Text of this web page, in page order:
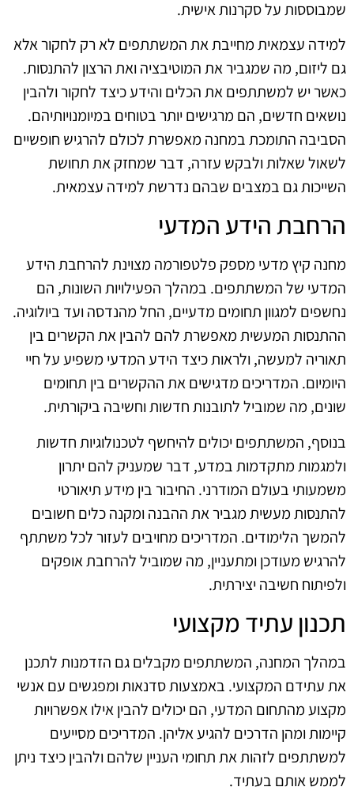
שמבוססות על סקרנות אישית.
למידה עצמאית מחייבת את המשתתפים לא רק לחקור אלא
גם ליזום, מה שמגביר את המוטיבציה ואת הרצון להתנסות.
כאשר יש למשתתפים את הכלים והידע כיצד לחקור ולהבין
נושאים חדשים, הם מרגישים יותר בטוחים במיומנויותיהם.
הסביבה התומכת במחנה מאפשרת לכולם להרגיש חופשיים
לשאול שאלות ולבקש עזרה, דבר שמחזק את תחושת
השייכות גם במצבים שבהם נדרשת למידה עצמאית.
הרחבת הידע המדעי
מחנה קיץ מדעי מספק פלטפורמה מצוינת להרחבת הידע
המדעי של המשתתפים. במהלך הפעילויות השונות, הם
נחשפים למגוון תחומים מדעיים, החל מהנדסה ועד ביולוגיה.
ההתנסות המעשית מאפשרת להם להבין את הקשרים בין
תאוריה למעשה, ולראות כיצד הידע המדעי משפיע על חיי
היומיום. המדריכים מדגישים את ההקשרים בין תחומים
שונים, מה שמוביל לתובנות חדשות וחשיבה ביקורתית.
בנוסף, המשתתפים יכולים להיחשף לטכנולוגיות חדשות
ולמגמות מתקדמות במדע, דבר שמעניק להם יתרון
משמעותי בעולם המודרני. החיבור בין מידע תיאורטי
להתנסות מעשית מגביר את ההבנה ומקנה כלים חשובים
להמשך הלימודים. המדריכים מחויבים לעזור לכל משתתף
להרגיש מעודכן ומתעניין, מה שמוביל להרחבת אופקים
ולפיתוח חשיבה יצירתית.
תכנון עתיד מקצועי
במהלך המחנה, המשתתפים מקבלים גם הזדמנות לתכנן
את עתידם המקצועי. באמצעות סדנאות ומפגשים עם אנשי
מקצוע מהתחום המדעי, הם יכולים להבין אילו אפשרויות
קיימות ומהן הדרכים להגיע אליהן. המדריכים מסייעים
למשתתפים לזהות את תחומי העניין שלהם ולהבין כיצד ניתן
לממש אותם בעתיד.